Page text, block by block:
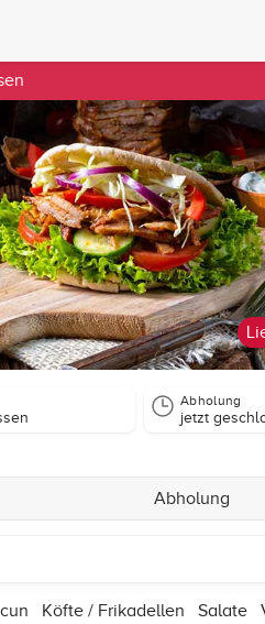
Abholung
jetzt
Abholung
Köfte / Frikadellen Salate